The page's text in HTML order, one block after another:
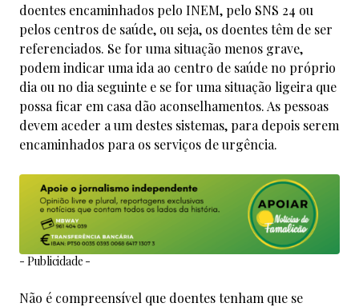
doentes encaminhados pelo INEM, pelo SNS 24 ou
pelos centros de saúde, ou seja, os doentes têm de ser
referenciados. Se for uma situação menos grave,
podem indicar uma ida ao centro de saúde no próprio
dia ou no dia seguinte e se for uma situação ligeira que
possa ficar em casa dão aconselhamentos. As pessoas
devem aceder a um destes sistemas, para depois serem
encaminhados para os serviços de urgência.
- Publicidade -
Não é compreensível que doentes tenham que se